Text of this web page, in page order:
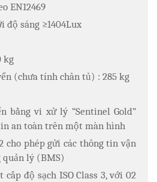
EN12469
độ sáng ≥1404Lux
kg
(chưa tính chân tủ) : 285 kg
bằng vi xử lý “Sentinel Gold”
an toàn trên một màn hình
cho phép gửi các thông tin vận
quản lý (BMS)
độ sạch ISO Class 3, với 02